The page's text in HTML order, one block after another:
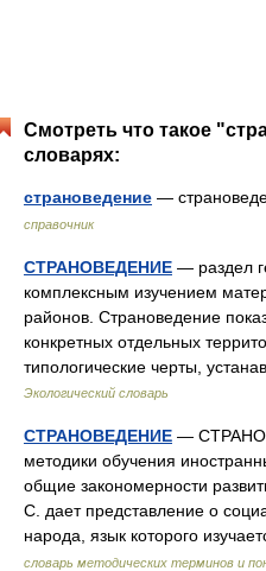
Смотреть что такое
словарях:
страноведение —
справочник
СТРАНОВЕДЕНИЕ — раздел
комплексным изучением
районов. Страноведение
конкретных отдельных
типологические черты,
Экологический словарь
СТРАНОВЕДЕНИЕ —
методики обучения
общие закономерности
С. дает представление о
народа, язык которого
словарь методических терминов и